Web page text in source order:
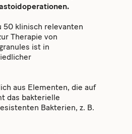
50 klinisch relevanten
Therapie von
ist in
aus Elementen, die auf
das bakterielle
Bakterien, z. B.